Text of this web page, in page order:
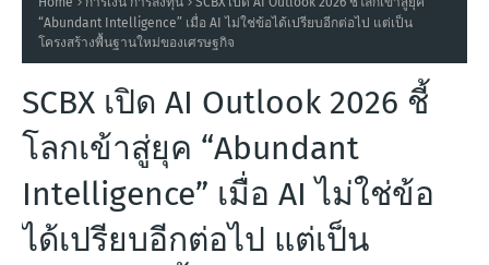
“Abundant Intelligence” เมื่อ AI ไม่ใช่ข้อได้เปรียบอีกต่อไป แต่เป็น
โครงสร้างพื้นฐานใหม่ของเศรษฐกิจ
SCBX เปิด AI Outlook 2026 ชี้
โลกเข้าสู่ยุค “Abundant
Intelligence” เมื่อ AI ไม่ใช่ข้อ
ได้เปรียบอีกต่อไป แต่เป็น